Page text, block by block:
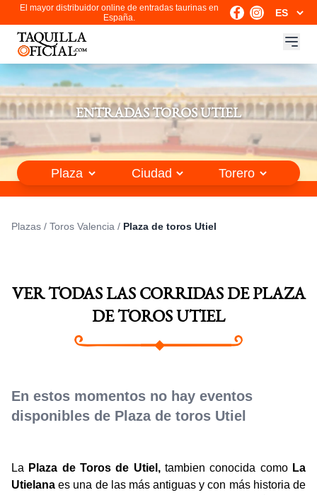
El mayor distribuidor online de entradas taurinas en
España.
ENTRADAS TOROS UTIEL
Plazas / Toros Valencia / Plaza de toros Utiel
VER TODAS LAS CORRIDAS DE PLAZA
DE TOROS UTIEL
En estos momentos no hay eventos
disponibles de Plaza de toros Utiel
La Plaza de Toros de Utiel,tambien conocida comoLa
Utielanaes una de las más antiguas y con más historia de